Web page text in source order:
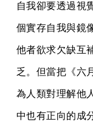
自我卻要透過視
個實存自我與鏡
他者欲求欠缺互
乏。但當把《六
為人類對理解他
中也有正向的成